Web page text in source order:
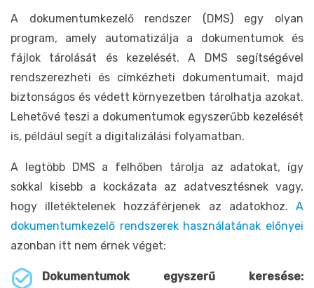
A dokumentumkezelő rendszer (DMS) egy olyan
program, amely automatizálja a dokumentumok és
fájlok tárolását és kezelését. A DMS segítségével
rendszerezheti és címkézheti dokumentumait, majd
biztonságos és védett környezetben tárolhatja azokat.
Lehetővé teszi a dokumentumok egyszerűbb kezelését
is, például segít a digitalizálási folyamatban.
A legtöbb DMS a felhőben tárolja az adatokat, így
sokkal kisebb a kockázata az adatvesztésnek vagy,
hogy illetéktelenek hozzáférjenek az adatokhoz. A
dokumentumkezelő rendszerek használatának előnyei
azonban itt nem érnek véget:
Dokumentumok egyszerű keresése: